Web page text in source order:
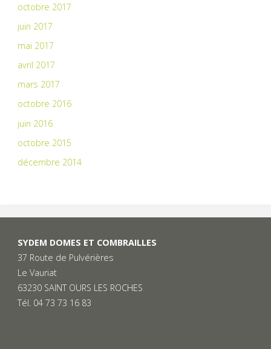
octobre 2017
juin 2017
mai 2017
avril 2017
mars 2017
octobre 2016
juin 2016
octobre 2015
décembre 2014
SYDEM DOMES ET COMBRAILLES
37 Route de Pulvérières
Le Vauriat
63230 SAINT OURS LES ROCHES
Tél. 04 73 73 16 83